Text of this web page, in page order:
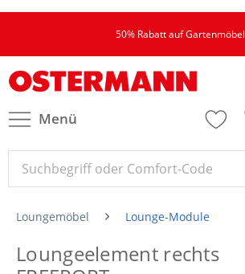
50% Rabatt auf Gartenmöbel
Menü
Loungemöbel Lounge-Module
Loungeelement rechts